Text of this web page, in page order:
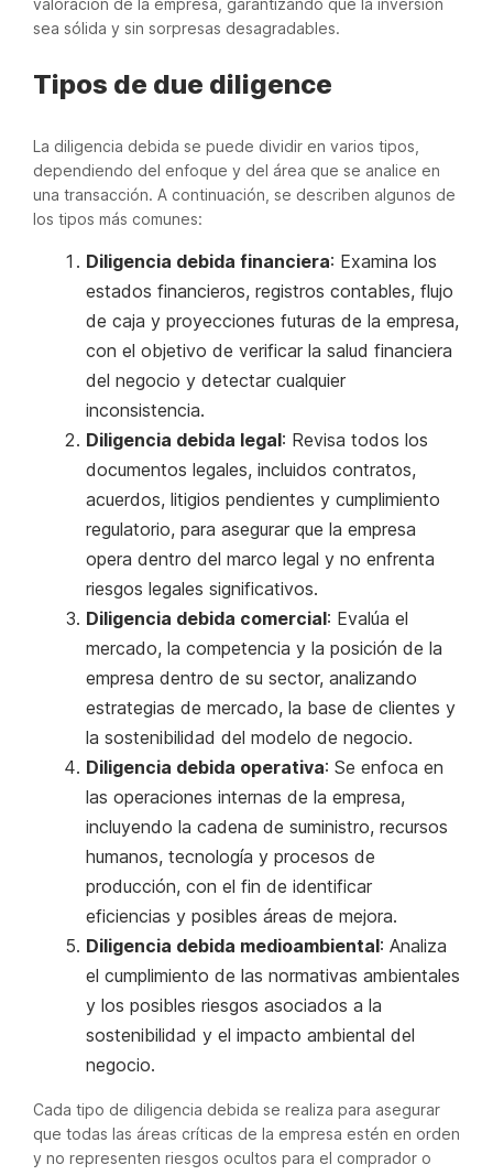
valoración de la empresa, garantizando que la inversión
sea sólida y sin sorpresas desagradables.
Tipos de due diligence
La diligencia debida se puede dividir en varios tipos,
dependiendo del enfoque y del área que se analice en
una transacción. A continuación, se describen algunos de
los tipos más comunes:
Diligencia debida financiera: Examina los
estados financieros, registros contables, flujo
de caja y proyecciones futuras de la empresa,
con el objetivo de verificar la salud financiera
del negocio y detectar cualquier
inconsistencia.
Diligencia debida legal: Revisa todos los
documentos legales, incluidos contratos,
acuerdos, litigios pendientes y cumplimiento
regulatorio, para asegurar que la empresa
opera dentro del marco legal y no enfrenta
riesgos legales significativos.
Diligencia debida comercial: Evalúa el
mercado, la competencia y la posición de la
empresa dentro de su sector, analizando
estrategias de mercado, la base de clientes y
la sostenibilidad del modelo de negocio.
Diligencia debida operativa: Se enfoca en
las operaciones internas de la empresa,
incluyendo la cadena de suministro, recursos
humanos, tecnología y procesos de
producción, con el fin de identificar
eficiencias y posibles áreas de mejora.
Diligencia debida medioambiental: Analiza
el cumplimiento de las normativas ambientales
y los posibles riesgos asociados a la
sostenibilidad y el impacto ambiental del
negocio.
Cada tipo de diligencia debida se realiza para asegurar
que todas las áreas críticas de la empresa estén en orden
y no representen riesgos ocultos para el comprador o